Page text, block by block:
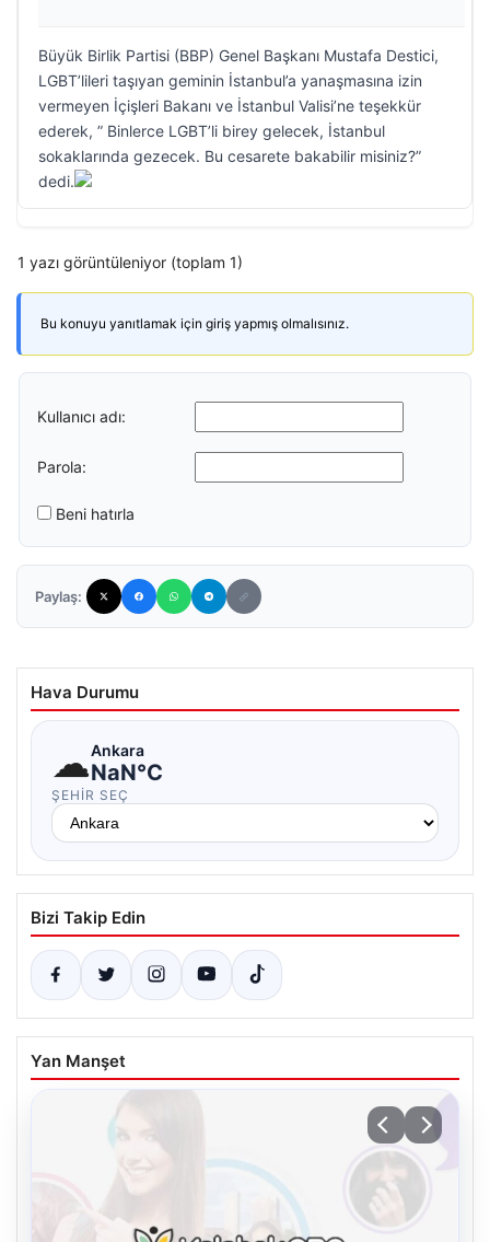
Büyük Birlik Partisi (BBP) Genel Başkanı Mustafa Destici,
LGBT’lileri taşıyan geminin İstanbul’a yanaşmasına izin
vermeyen İçişleri Bakanı ve İstanbul Valisi’ne teşekkür
ederek, ” Binlerce LGBT’li birey gelecek, İstanbul
sokaklarında gezecek. Bu cesarete bakabilir misiniz?”
dedi.
1 yazı görüntüleniyor (toplam 1)
Bu konuyu yanıtlamak için giriş yapmış olmalısınız.
Kullanıcı adı:
Parola:
Beni hatırla
Paylaş:
Hava Durumu
☁Ankara
NaN°C
ŞEHIR SEÇ
Bizi Takip Edin
Yan Manşet